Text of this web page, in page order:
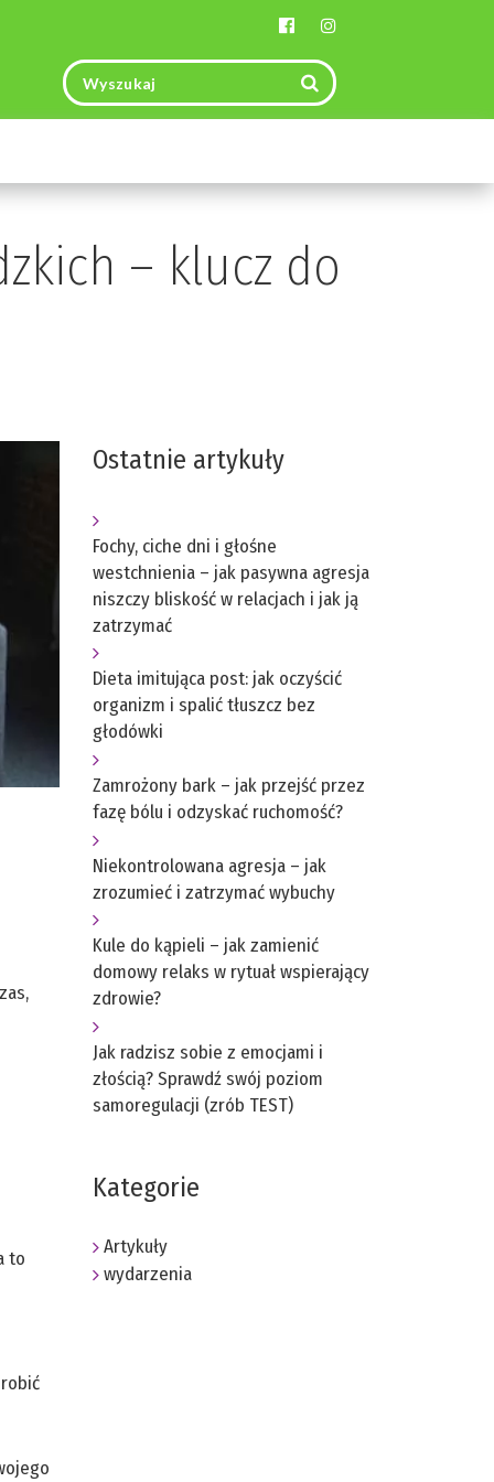
– klucz do
to
Ostatnie artykuły
Fochy, ciche dni i głośne
westchnienia – jak pasywna agresja
niszczy bliskość w relacjach i jak ją
zatrzymać
Dieta imitująca post: jak oczyścić
organizm i spalić tłuszcz bez
głodówki
Zamrożony bark – jak przejść przez
fazę bólu i odzyskać ruchomość?
Niekontrolowana agresja – jak
zrozumieć i zatrzymać wybuchy
Kule do kąpieli – jak zamienić
domowy relaks w rytuał wspierający
zdrowie?
Jak radzisz sobie z emocjami i
złością? Sprawdź swój poziom
samoregulacji (zrób TEST)
Kategorie
Artykuły
wydarzenia